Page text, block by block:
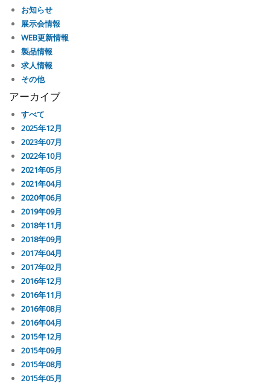
お知らせ
展示会情報
WEB更新情報
製品情報
求人情報
その他
アーカイブ
すべて
2025年12月
2023年07月
2022年10月
2021年05月
2021年04月
2020年06月
2019年09月
2018年11月
2018年09月
2017年04月
2017年02月
2016年12月
2016年11月
2016年08月
2016年04月
2015年12月
2015年09月
2015年08月
2015年05月